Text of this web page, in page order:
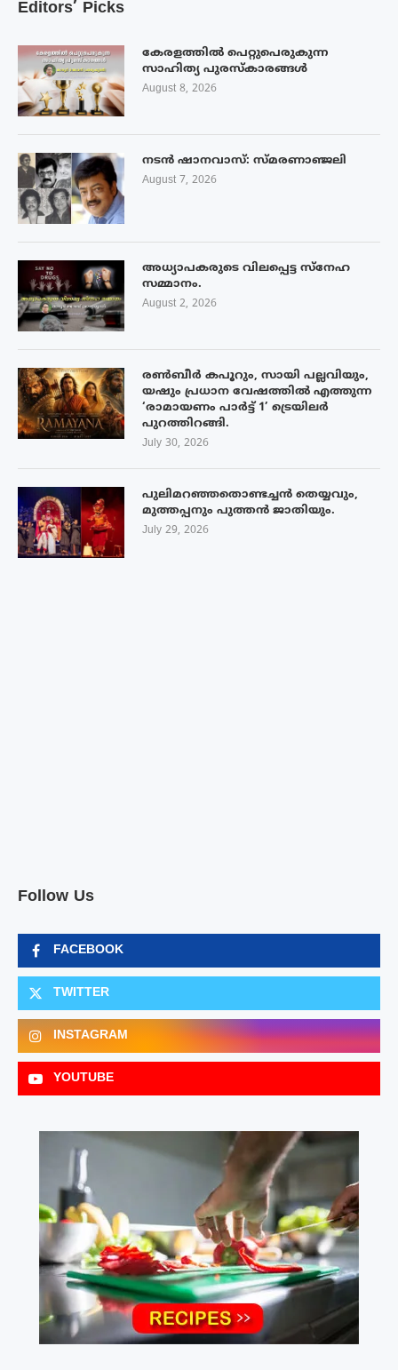
Editors’ Picks
കേരളത്തിൽ പെറ്റുപെരുകുന്ന
സാഹിത്യ പുരസ്‌കാരങ്ങൾ
August 8, 2026
നടൻ ഷാനവാസ്: സ്മരണാഞ്ജലി
August 7, 2026
അധ്യാപകരുടെ വിലപ്പെട്ട സ്നേഹ
സമ്മാനം.
August 2, 2026
രൺബീർ കപൂറും, സായി പല്ലവിയും,
യഷും പ്രധാന വേഷത്തിൽ എത്തുന്ന
‘രാമായണം പാർട്ട് 1’ ട്രെയിലർ
പുറത്തിറങ്ങി.
July 30, 2026
പുലിമറഞ്ഞതൊണ്ടച്ചൻ തെയ്യവും,
മുത്തപ്പനും പുത്തൻ ജാതിയും.
July 29, 2026
Follow Us
FACEBOOK
TWITTER
INSTAGRAM
YOUTUBE